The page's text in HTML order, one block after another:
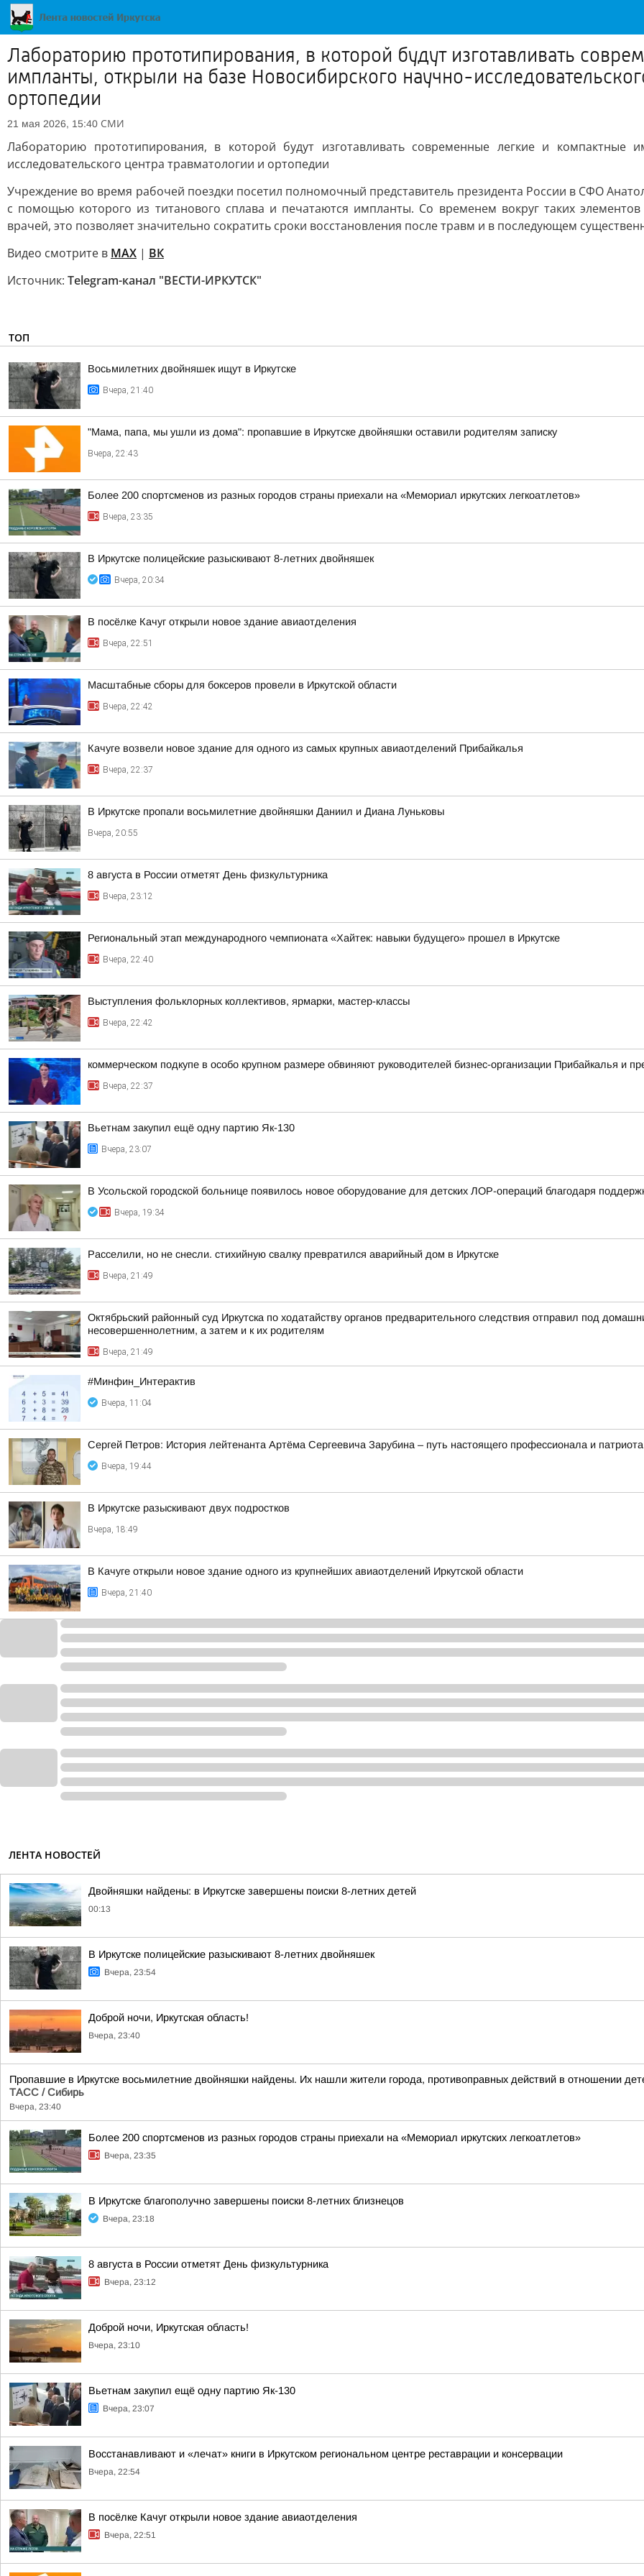
Лабораторию прототипирования, в которой будут изготавливать
импланты, открыли на базе Новосибирского научно-
ортопедии
21 мая 2026, 15:40 СМИ
Лабораторию прототипирования, в которой будут изготавливать современные легкие и компактные
исследовательского центра травматологии и ортопедии
Учреждение во время рабочей поездки посетил полномочный представитель президента России в СФО
с помощью которого из титанового сплава и печатаются импланты. Со временем вокруг таких
врачей, это позволяет значительно сократить сроки восстановления после травм и в последующем
Видео смотрите в MAX | ВК
Источник: Telegram-канал "ВЕСТИ-ИРКУТСК"
ТОП
Восьмилетних двойняшек ищут в Иркутске
Вчера, 21:40
"Мама, папа, мы ушли из дома": пропавшие в Иркутске двойняшки оставили родителям записку
Вчера, 22:43
Более 200 спортсменов из разных городов страны приехали на «Мемориал иркутских легкоатлетов»
Вчера, 23:35
В Иркутске полицейские разыскивают 8-летних двойняшек
Вчера, 20:34
В посёлке Качуг открыли новое здание авиаотделения
Вчера, 22:51
Масштабные сборы для боксеров провели в Иркутской области
Вчера, 22:42
Качуге возвели новое здание для одного из самых крупных авиаотделений Прибайкалья
Вчера, 22:37
В Иркутске пропали восьмилетние двойняшки Даниил и Диана Луньковы
Вчера, 20:55
8 августа в России отметят День физкультурника
Вчера, 23:12
Региональный этап международного чемпионата «Хайтек: навыки будущего» прошел в Иркутске
Вчера, 22:40
Выступления фольклорных коллективов, ярмарки, мастер-классы
Вчера, 22:42
коммерческом подкупе в особо крупном размере обвиняют руководителей бизнес-организации Прибайкалья и
Вчера, 22:37
Вьетнам закупил ещё одну партию Як-130
Вчера, 23:07
В Усольской городской больнице появилось новое оборудование для детских ЛОР-операций благодаря
Вчера, 19:34
Расселили, но не снесли. стихийную свалку превратился аварийный дом в Иркутске
Вчера, 21:49
Октябрьский районный суд Иркутска по ходатайству органов предварительного следствия отправил под
несовершеннолетним, а затем и к их родителям
Вчера, 21:49
#Минфин_Интерактив
Вчера, 11:04
Сергей Петров: История лейтенанта Артёма Сергеевича Зарубина – путь настоящего профессионала и
Вчера, 19:44
В Иркутске разыскивают двух подростков
Вчера, 18:49
В Качуге открыли новое здание одного из крупнейших авиаотделений Иркутской области
Вчера, 21:40
ЛЕНТА НОВОСТЕЙ
Двойняшки найдены: в Иркутске завершены поиски 8-летних детей
00:13
В Иркутске полицейские разыскивают 8-летних двойняшек
Вчера, 23:54
Доброй ночи, Иркутская область!
Вчера, 23:40
Пропавшие в Иркутске восьмилетние двойняшки найдены. Их нашли жители города, противоправных действий в отношении
ТАСС / Сибирь
Вчера, 23:40
Более 200 спортсменов из разных городов страны приехали на «Мемориал иркутских легкоатлетов»
Вчера, 23:35
В Иркутске благополучно завершены поиски 8-летних близнецов
Вчера, 23:18
8 августа в России отметят День физкультурника
Вчера, 23:12
Доброй ночи, Иркутская область!
Вчера, 23:10
Вьетнам закупил ещё одну партию Як-130
Вчера, 23:07
Восстанавливают и «лечат» книги в Иркутском региональном центре реставрации и консервации
Вчера, 22:54
В посёлке Качуг открыли новое здание авиаотделения
Вчера, 22:51